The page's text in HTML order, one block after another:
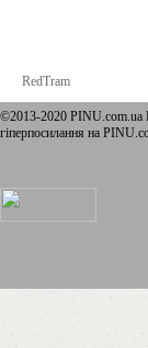
RedTram
©2013-2020 PINU.com.ua
гіперпосилання на